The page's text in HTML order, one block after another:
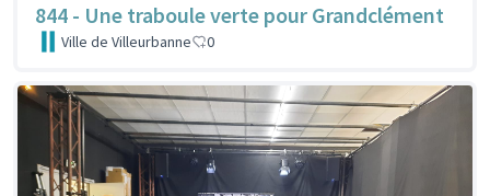
844 - Une traboule verte pour Grandclément
Ville de Villeurbanne 0